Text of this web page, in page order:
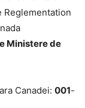
Reglementation
Ministere de
Canadei: 001-